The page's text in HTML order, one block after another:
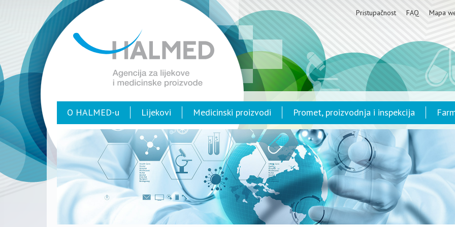
Pristupačnost FAQ Mapa
O HALMED-u Lijekovi Medicinski proizvodi Promet, proizvodnja i inspekcija